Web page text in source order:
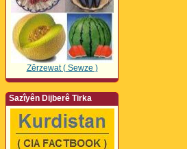
Zêrzewat ( Sewze )
Sazîyên Dijberê Tirka